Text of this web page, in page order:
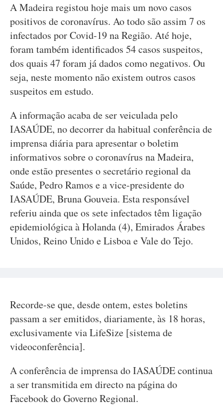
A Madeira registou hoje mais um novo casos
positivos de coronavírus. Ao todo são assim 7 os
infectados por Covid-19 na Região. Até hoje,
foram também identificados 54 casos suspeitos,
dos quais 47 foram já dados como negativos. Ou
seja, neste momento não existem outros casos
suspeitos em estudo.
A informação acaba de ser veiculada pelo
IASAÚDE, no decorrer da habitual conferência de
imprensa diária para apresentar o boletim
informativos sobre o coronavírus na Madeira,
onde estão presentes o secretário regional da
Saúde, Pedro Ramos e a vice-presidente do
IASAÚDE, Bruna Gouveia. Esta responsável
referiu ainda que os sete infectados têm ligação
epidemiológica à Holanda (4), Emirados Árabes
Unidos, Reino Unido e Lisboa e Vale do Tejo.
Recorde-se que, desde ontem, estes boletins
passam a ser emitidos, diariamente, às 18 horas,
exclusivamente via LifeSize [sistema de
videoconferência].
A conferência de imprensa do IASAÚDE continua
a ser transmitida em directo na página do
Facebook do Governo Regional.